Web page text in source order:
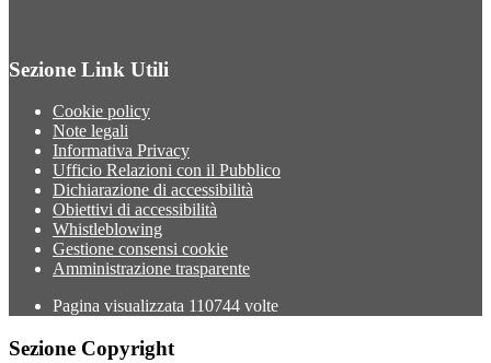
Sezione Link Utili
Cookie policy
Note legali
Informativa Privacy
Ufficio Relazioni con il Pubblico
Dichiarazione di accessibilità
Obiettivi di accessibilità
Whistleblowing
Gestione consensi cookie
Amministrazione trasparente
Pagina visualizzata 110744 volte
Sezione Copyright